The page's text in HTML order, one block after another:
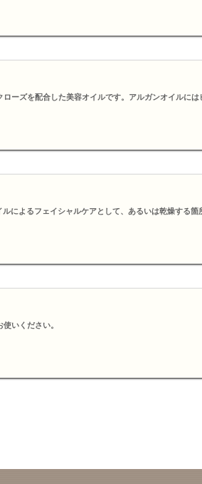
ーズを配合した美容オイルです。アルガンオイルに
によるフェイシャルケアとして、あるいは乾燥する箇
いください。